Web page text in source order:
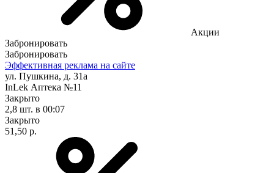
Акции
Забронировать
Забронировать
Эффективная реклама на сайте
ул. Пушкина, д. 31а
InLek Аптека №11
Закрыто
2,8 шт. в 00:07
Закрыто
51,50 р.